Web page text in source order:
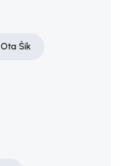
Ota Šik